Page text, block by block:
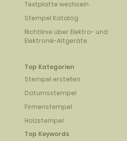
Textplatte wechseln
Stempel Katalog
Richtlinie über Elektro- und
Elektronik-Altgeräte
Top Kategorien
Stempel erstellen
Datumsstempel
Firmenstempel
Holzstempel
Top Keywords